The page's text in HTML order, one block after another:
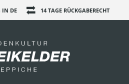
IN DE 14 TAGE RÜCKGABERECHT